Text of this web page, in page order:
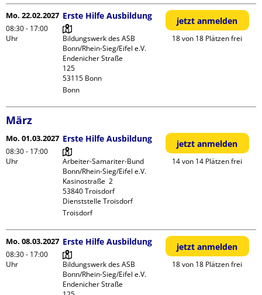
Mo. 22.02.2027
08:30 - 17:00
Uhr
Erste Hilfe Ausbildung
Bildungswerk des ASB
Bonn/Rhein-Sieg/Eifel e.V.
Endenicher Straße
125
Bonn
jetzt anmelden
18 von 18 Plätzen frei
März
Mo. 01.03.2027
08:30 - 17:00
Uhr
Erste Hilfe Ausbildung
Arbeiter-Samariter-Bund
Bonn/Rhein-Sieg/Eifel e.V.
Kasinostraße  2
53840 Troisdorf
Dienststelle Troisdorf
Troisdorf
jetzt anmelden
14 von 14 Plätzen frei
Mo. 08.03.2027
08:30 - 17:00
Uhr
Erste Hilfe Ausbildung
Bildungswerk des ASB
Bonn/Rhein-Sieg/Eifel e.V.
Endenicher Straße
jetzt anmelden
18 von 18 Plätzen frei